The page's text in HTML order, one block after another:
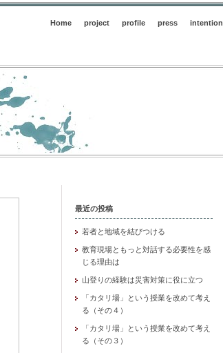
Home project profile press intention
最近の投稿
若者と地域を結びつける
教育現場ともっと対話する必要性を感
じる理由は
山登りの経験は災害対策に役に立つ
「カタリ場」という授業を改めて考え
る（その４）
「カタリ場」という授業を改めて考え
る（その３）